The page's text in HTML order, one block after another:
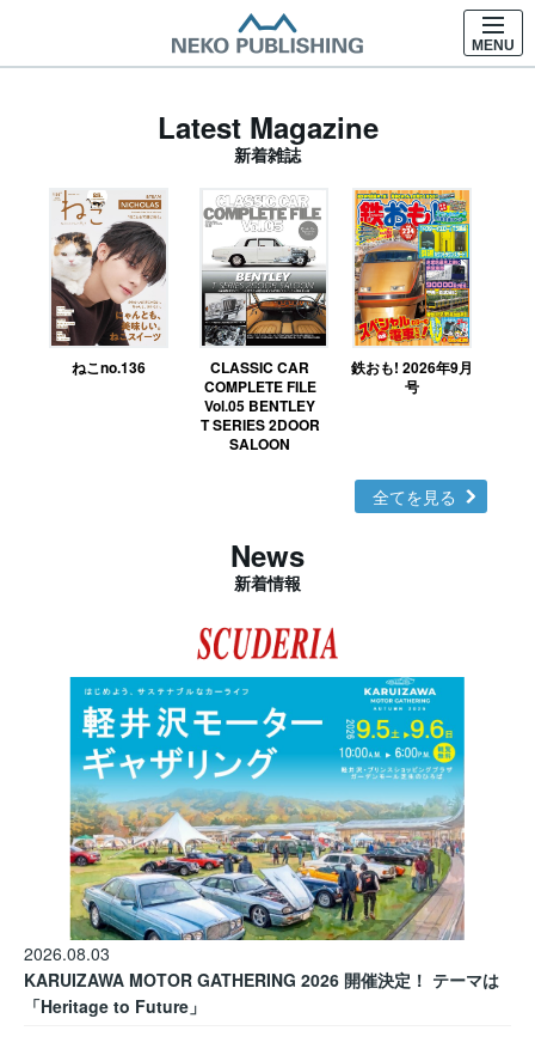
MENU
Latest Magazine
新着雑誌
ねこno.136
CLASSIC CAR
COMPLETE FILE
Vol.05 BENTLEY
T SERIES 2DOOR
SALOON
鉄おも! 2026年9月
号
全てを見る
News
新着情報
2026.08.03
KARUIZAWA MOTOR GATHERING 2026 開催決定！ テーマは
「Heritage to Future」